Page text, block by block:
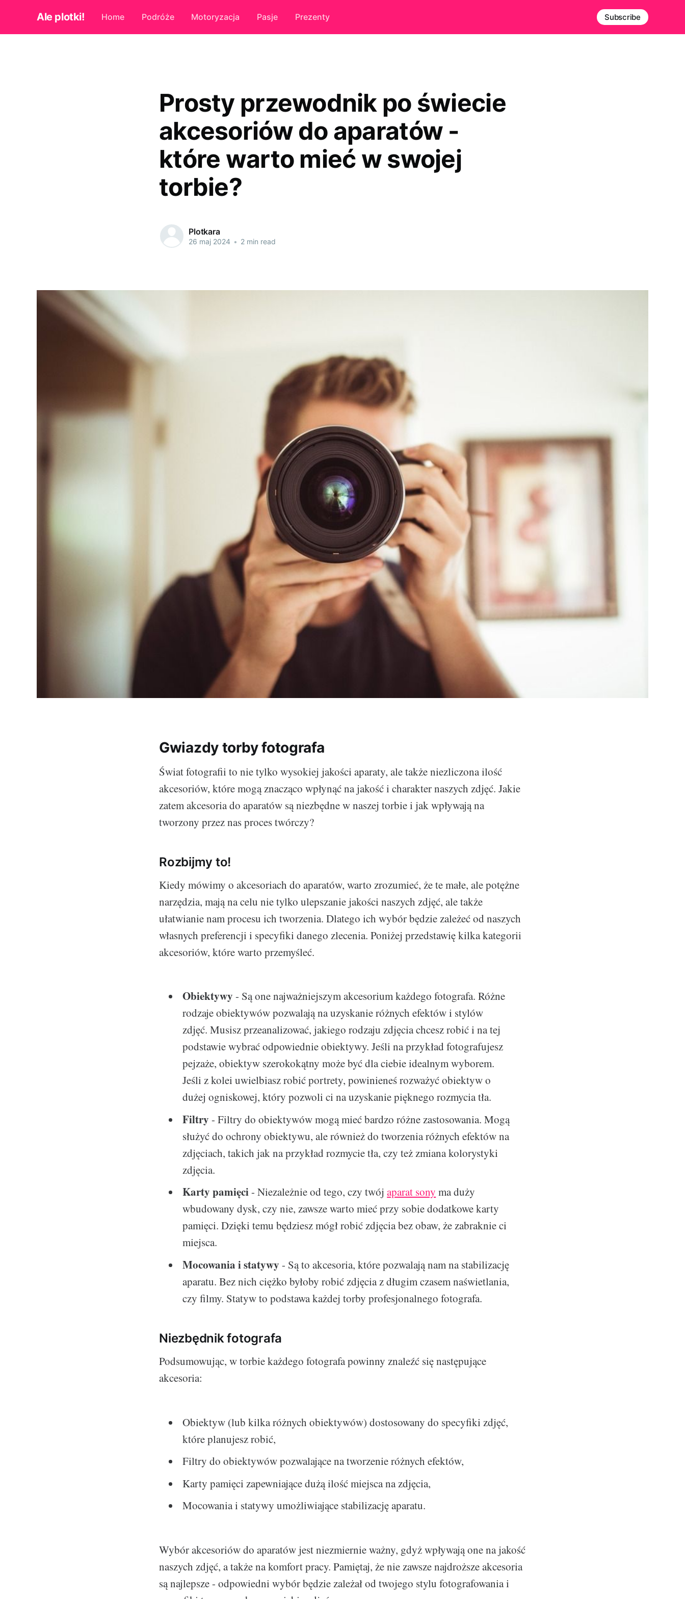
Ale plotki! Home Podróże Motoryzacja Pasje Prezenty Subscribe
Prosty przewodnik po świecie
akcesoriów do aparatów -
które warto mieć w swojej
torbie?
Plotkara
26 maj 2024 • 2 min read
Gwiazdy torby fotografa
Świat fotografii to nie tylko wysokiej jakości aparaty, ale także niezliczona ilość
akcesoriów, które mogą znacząco wpłynąć na jakość i charakter naszych zdjęć. Jakie
zatem akcesoria do aparatów są niezbędne w naszej torbie i jak wpływają na
tworzony przez nas proces twórczy?
Rozbijmy to!
Kiedy mówimy o akcesoriach do aparatów, warto zrozumieć, że te małe, ale potężne
narzędzia, mają na celu nie tylko ulepszanie jakości naszych zdjęć, ale także
ułatwianie nam procesu ich tworzenia. Dlatego ich wybór będzie zależeć od naszych
własnych preferencji i specyfiki danego zlecenia. Poniżej przedstawię kilka kategorii
akcesoriów, które warto przemyśleć.
Obiektywy - Są one najważniejszym akcesorium każdego fotografa. Różne
rodzaje obiektywów pozwalają na uzyskanie różnych efektów i stylów
zdjęć. Musisz przeanalizować, jakiego rodzaju zdjęcia chcesz robić i na tej
podstawie wybrać odpowiednie obiektywy. Jeśli na przykład fotografujesz
pejzaże, obiektyw szerokokątny może być dla ciebie idealnym wyborem.
Jeśli z kolei uwielbiasz robić portrety, powinieneś rozważyć obiektyw o
dużej ogniskowej, który pozwoli ci na uzyskanie pięknego rozmycia tła.
Filtry - Filtry do obiektywów mogą mieć bardzo różne zastosowania. Mogą
służyć do ochrony obiektywu, ale również do tworzenia różnych efektów na
zdjęciach, takich jak na przykład rozmycie tła, czy też zmiana kolorystyki
zdjęcia.
Karty pamięci- Niezależnie od tego, czy twójaparat sony ma duży
wbudowany dysk, czy nie, zawsze warto mieć przy sobie dodatkowe karty
pamięci. Dzięki temu będziesz mógł robić zdjęcia bez obaw, że zabraknie ci
miejsca.
Mocowania i statywy - Są to akcesoria, które pozwalają nam na stabilizację
aparatu. Bez nich ciężko byłoby robić zdjęcia z długim czasem naświetlania,
czy filmy. Statyw to podstawa każdej torby profesjonalnego fotografa.
Niezbędnik fotografa
Podsumowując, w torbie każdego fotografa powinny znaleźć się następujące
akcesoria:
Obiektyw (lub kilka różnych obiektywów) dostosowany do specyfiki zdjęć,
które planujesz robić,
Filtry do obiektywów pozwalające na tworzenie różnych efektów,
Karty pamięci zapewniające dużą ilość miejsca na zdjęcia,
Mocowania i statywy umożliwiające stabilizację aparatu.
Wybór akcesoriów do aparatów jest niezmiernie ważny, gdyż wpływają one na jakość
naszych zdjęć, a także na komfort pracy. Pamiętaj, że nie zawsze najdroższe akcesoria
są najlepsze - odpowiedni wybór będzie zależał od twojego stylu fotografowania i